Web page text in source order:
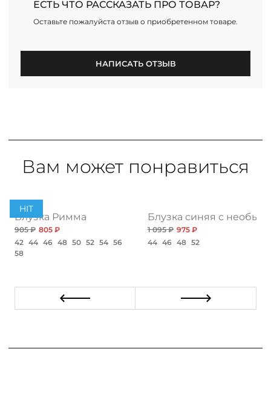
ЕСТЬ ЧТО РАССКАЗАТЬ ПРО ТОВАР?
Оставьте пожалуйста отзыв о приобретенном товаре.
НАПИСАТЬ ОТЗЫВ
Вам может понравиться
HIT
Блузка Римма
905 ₽ 805 ₽
42 44 46 48 50 52 54 56
58
Блузка синяя с
1 095 ₽ 975 ₽
44 46 48 52